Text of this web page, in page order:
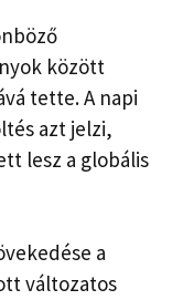
között
tette. A napi
azt jelzi,
lesz a globális
a
változatos